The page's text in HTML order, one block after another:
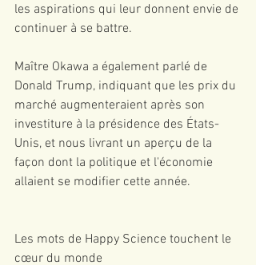
les aspirations qui leur donnent envie de
continuer à se battre.
Maître Okawa a également parlé de
Donald Trump, indiquant que les prix du
marché augmenteraient après son
investiture à la présidence des États-
Unis, et nous livrant un aperçu de la
façon dont la politique et l'économie
allaient se modifier cette année.
Les mots de Happy Science touchent le
cœur du monde